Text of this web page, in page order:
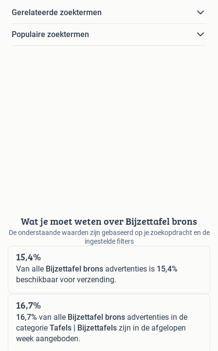
Gerelateerde zoektermen
Populaire zoektermen
Wat je moet weten over Bijzettafel brons
De onderstaande waarden zijn gebaseerd op je zoekopdracht en de
ingestelde filters
15,4%
Van alle Bijzettafel brons advertenties is 15,4%
beschikbaar voor verzending.
16,7%
16,7% van alle Bijzettafel brons advertenties in de
categorie Tafels | Bijzettafels zijn in de afgelopen
week aangeboden.